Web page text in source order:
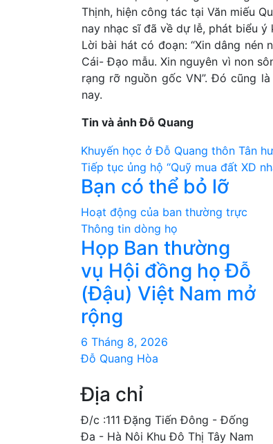
Thịnh, hiện công tác tại Văn miếu
nay nhạc sĩ đã về dự lễ, phát biểu
Lời bài hát có đoạn: “Xin dâng nén
Cái- Đạo mẫu. Xin nguyên vì non
rạng rỡ nguồn gốc VN”. Đó cũng
nay.
Tin và ảnh Đỗ Quang
Điều
hướng
bài
viết
Khuyến học ở Đỗ Quang thôn Tân
Tiếp tục ủng hộ “Quỹ mua đất XD
Bạn có thể bỏ lỡ
Hoạt động của ban thường trực
Thông tin dòng họ
Họp Ban thường
vụ Hội đồng họ Đỗ
(Đậu) Việt Nam mở
rộng
6 Tháng 8, 2026
Đỗ Quang Hòa
Địa chỉ
Đ/c :111 Đặng Tiến Đông - Đống
Đa - Hà Nôi Khu Đô Thị Tây Nam